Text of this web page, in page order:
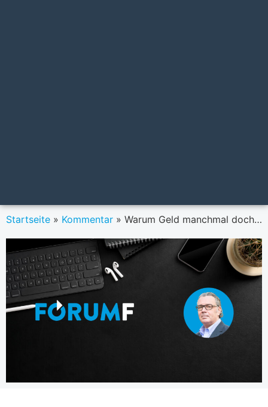
Startseite » Kommentar » Warum Geld manchmal doch ein Mascherl hat